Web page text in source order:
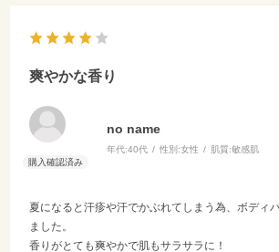
爽やかな香り
no name
年代:40代 性別:女性 肌質:敏感肌
夏になると汗疹や汗でかぶれてしまう為、ボディ
ました。
香りがとても爽やかで肌もサラサラに！